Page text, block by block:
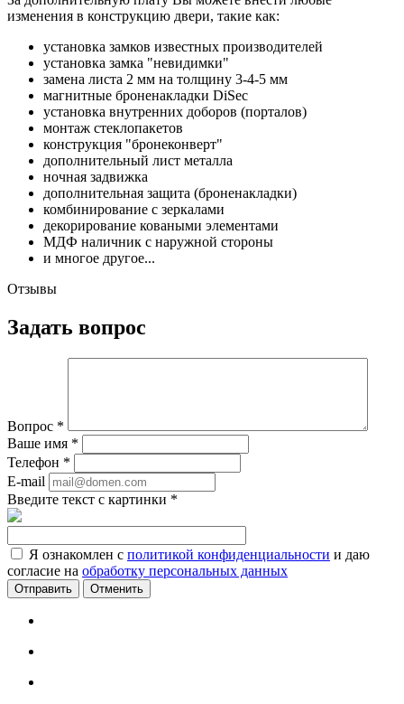
изменения в конструкцию двери, такие как:
установка замков известных производителей
установка замка "невидимки"
замена листа 2 мм на толщину 3-4-5 мм
магнитные броненакладки DiSec
установка внутренних доборов (порталов)
монтаж стеклопакетов
конструкция "бронеконверт"
дополнительный лист металла
ночная задвижка
дополнительная защита (броненакладки)
комбинирование с зеркалами
декорирование коваными элементами
МДФ наличник с наружной стороны
и многое другое...
Отзывы
Задать вопрос
Вопрос *
Ваше имя *
Телефон *
E-mail
Введите текст с картинки *
Я ознакомлен с политикой конфиденциальности и даю
согласие на обработку персональных данных
Отменить